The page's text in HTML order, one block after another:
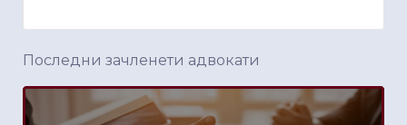
Последни зачленети адвокати